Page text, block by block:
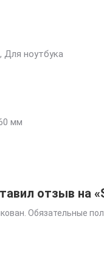
Для ноутбука
мм
отзыв на
Обязательные